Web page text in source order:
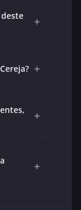
+
+
+
+